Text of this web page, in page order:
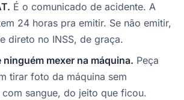
É o comunicado de acidente. A
24 horas pra emitir. Se não emitir,
direto no INSS, de graça.
ninguém mexer na máquina. Peça
tirar foto da máquina sem
sangue, do jeito que ficou.